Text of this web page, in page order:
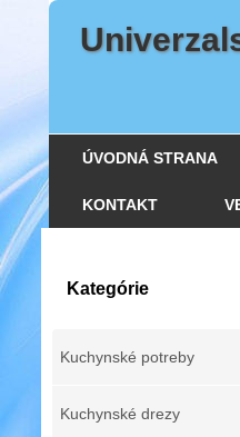
ÚVODNÁ STRANA
KONTAKT
Kategórie
Kuchynské potreby
Kuchynské drezy